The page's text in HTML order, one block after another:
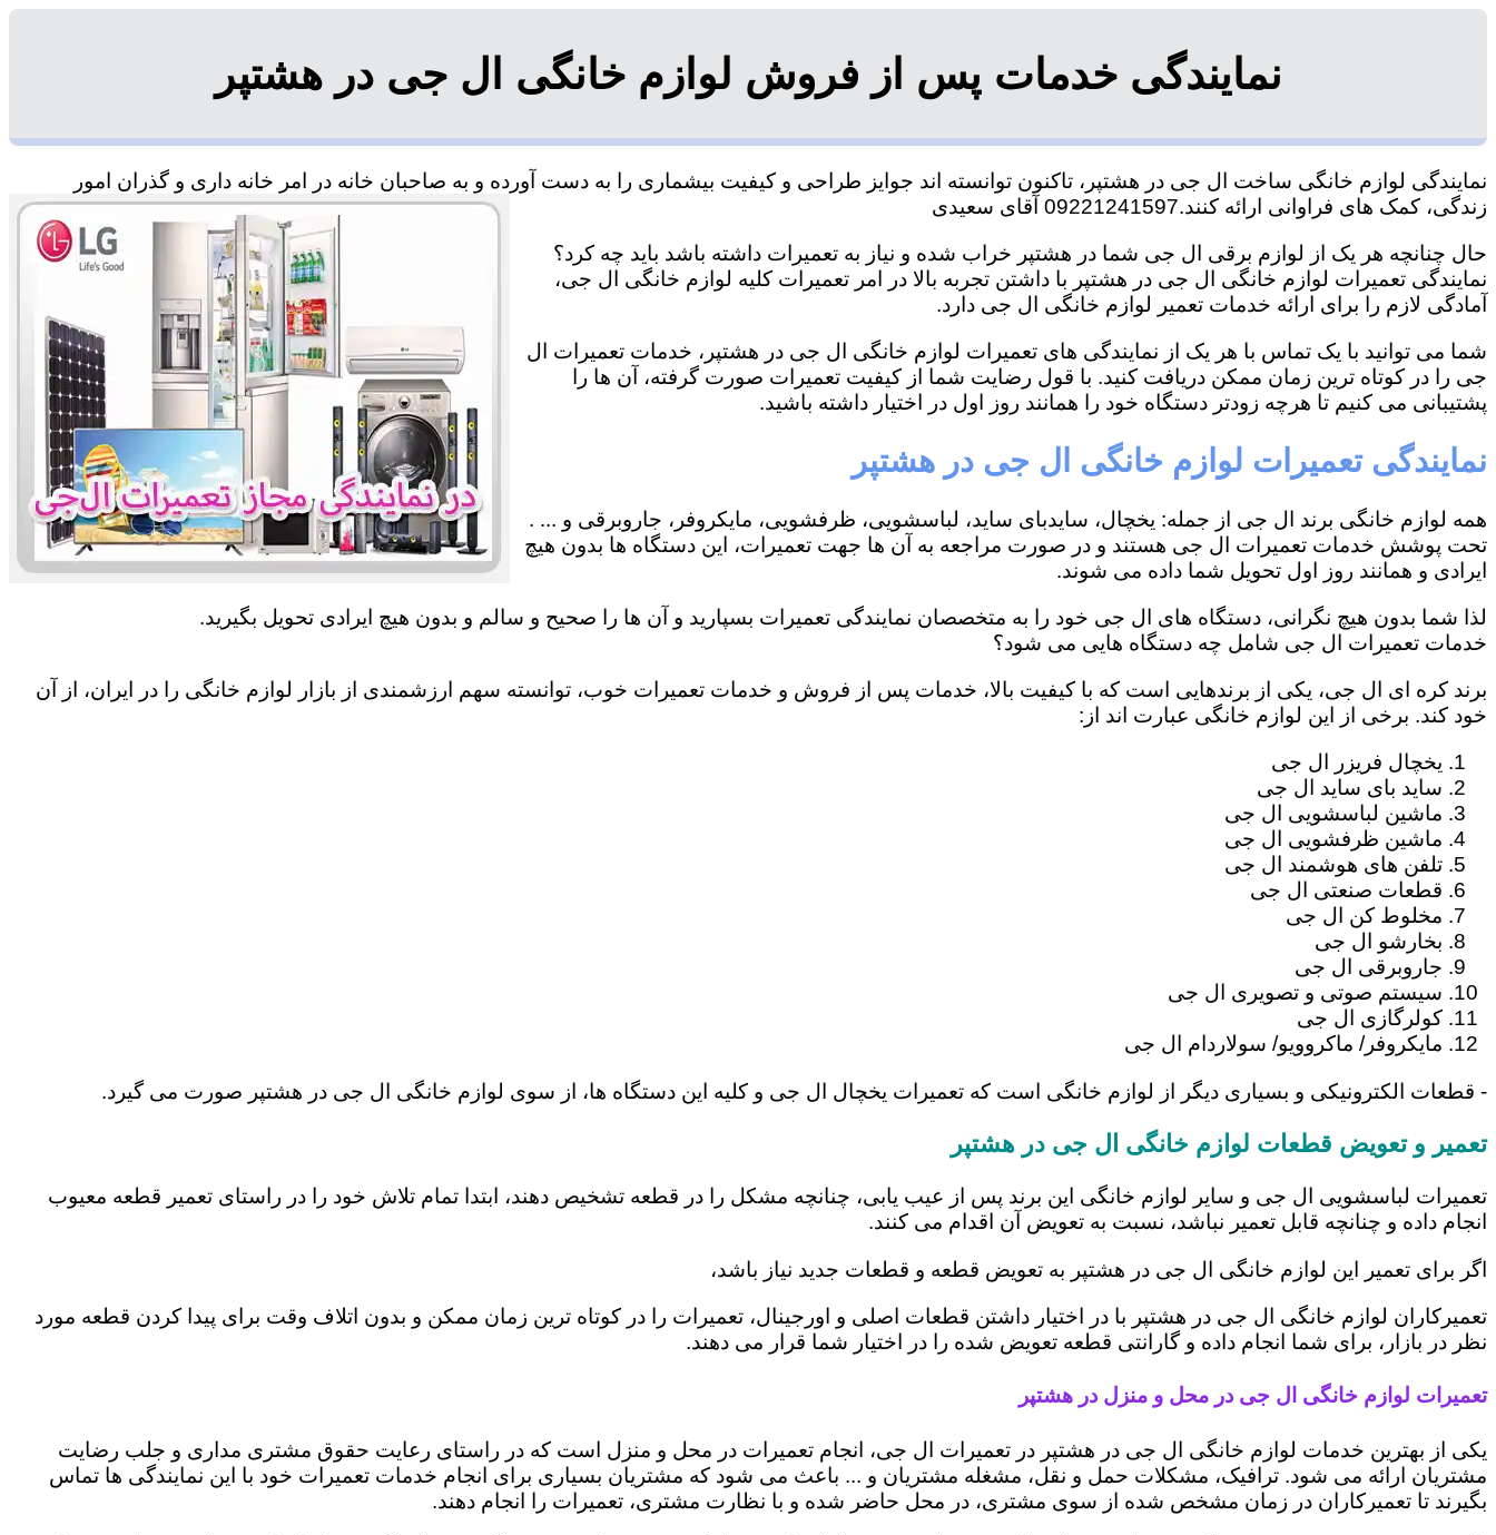
نمایندگی خدمات پس از فروش لوازم خانگی ال جی در هشتپر
نمایندگی لوازم خانگی ساخت ال جی در هشتپر، تاکنون توانسته اند جوایز طراحی و کیفیت بیشماری را به دست آورده و به صاحبان خانه در امر خانه داری و گذران امور
زندگی، کمک های فراوانی ارائه کنند.09221241597 آقای سعیدی
حال چنانچه هر یک از لوازم برقی ال جی شما در هشتپر خراب شده و نیاز به تعمیرات داشته باشد باید چه کرد؟
نمایندگی تعمیرات لوازم خانگی ال جی در هشتپر با داشتن تجربه بالا در امر تعمیرات کلیه لوازم خانگی ال جی،
آمادگی لازم را برای ارائه خدمات تعمیر لوازم خانگی ال جی دارد.
شما می توانید با یک تماس با هر یک از نمایندگی های تعمیرات لوازم خانگی ال جی در هشتپر، خدمات تعمیرات ال
جی را در کوتاه ترین زمان ممکن دریافت کنید. با قول رضایت شما از کیفیت تعمیرات صورت گرفته، آن ها را
پشتیبانی می کنیم تا هرچه زودتر دستگاه خود را همانند روز اول در اختیار داشته باشید.
نمایندگی تعمیرات لوازم خانگی ال جی در هشتپر
همه لوازم خانگی برند ال جی از جمله: یخچال، سایدبای ساید، لباسشویی، ظرفشویی، مایکروفر، جاروبرقی و ... .
تحت پوشش خدمات تعمیرات ال جی هستند و در صورت مراجعه به آن ها جهت تعمیرات، این دستگاه ها بدون هیچ
ایرادی و همانند روز اول تحویل شما داده می شوند.
لذا شما بدون هیچ نگرانی، دستگاه های ال جی خود را به متخصصان نمایندگی تعمیرات بسپارید و آن ها را صحیح و سالم و بدون هیچ ایرادی تحویل بگیرید.
خدمات تعمیرات ال جی شامل چه دستگاه هایی می شود؟
برند کره ای ال جی، یکی از برندهایی است که با کیفیت بالا، خدمات پس از فروش و خدمات تعمیرات خوب، توانسته سهم ارزشمندی از بازار لوازم خانگی را در ایران، از آن
خود کند. برخی از این لوازم خانگی عبارت اند از:
یخچال فریزر ال جی
ساید بای ساید ال جی
ماشین لباسشویی ال جی
ماشین ظرفشویی ال جی
تلفن های هوشمند ال جی
قطعات صنعتی ال جی
مخلوط کن ال جی
بخارشو ال جی
جاروبرقی ال جی
سیستم صوتی و تصویری ال جی
کولرگازی ال جی
مایکروفر/ ماکروویو/ سولاردام ال جی
- قطعات الکترونیکی و بسیاری دیگر از لوازم خانگی است که تعمیرات یخچال ال جی و کلیه این دستگاه ها، از سوی لوازم خانگی ال جی در هشتپر صورت می گیرد.
تعمیر و تعویض قطعات لوازم خانگی ال جی در هشتپر
تعمیرات لباسشویی ال جی و سایر لوازم خانگی این برند پس از عیب یابی، چنانچه مشکل را در قطعه تشخیص دهند، ابتدا تمام تلاش خود را در راستای تعمیر قطعه معیوب
انجام داده و چنانچه قابل تعمیر نباشد، نسبت به تعویض آن اقدام می کنند.
اگر برای تعمیر این لوازم خانگی ال جی در هشتپر به تعویض قطعه و قطعات جدید نیاز باشد،
تعمیرکاران لوازم خانگی ال جی در هشتپر با در اختیار داشتن قطعات اصلی و اورجینال، تعمیرات را در کوتاه ترین زمان ممکن و بدون اتلاف وقت برای پیدا کردن قطعه مورد
نظر در بازار، برای شما انجام داده و گارانتی قطعه تعویض شده را در اختیار شما قرار می دهند.
تعمیرات لوازم خانگی ال جی در محل و منزل در هشتپر
یکی از بهترین خدمات لوازم خانگی ال جی در هشتپر در تعمیرات ال جی، انجام تعمیرات در محل و منزل است که در راستای رعایت حقوق مشتری مداری و جلب رضایت
مشتریان ارائه می شود. ترافیک، مشکلات حمل و نقل، مشغله مشتریان و ... باعث می شود که مشتریان بسیاری برای انجام خدمات تعمیرات خود با این نمایندگی ها تماس
بگیرند تا تعمیرکاران در زمان مشخص شده از سوی مشتری، در محل حاضر شده و با نظارت مشتری، تعمیرات را انجام دهند.